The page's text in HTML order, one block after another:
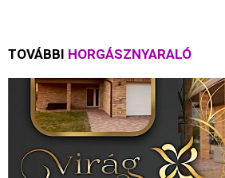
TOVÁBBI HORGÁSZNYARALÓ